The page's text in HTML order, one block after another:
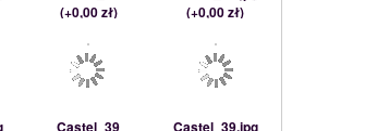
(+0,00 zł)
(+0,00 zł)
Castel_39
Castel_39.jpg